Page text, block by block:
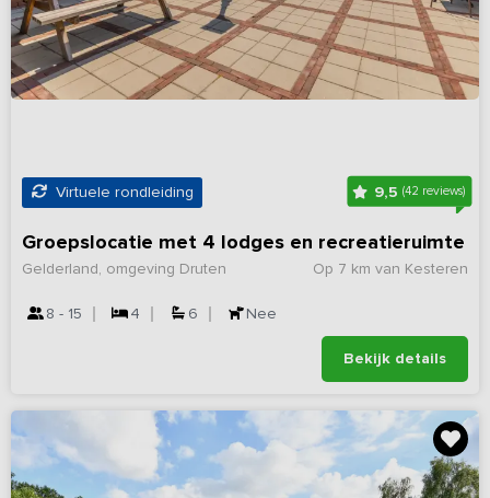
Virtuele rondleiding 9,5(42 reviews)
Groepslocatie met 4 lodges en recreatieruimte
Op 7 km van Kesteren
Gelderland, omgeving Druten
8 - 15 4 6 Nee
Bekijk details